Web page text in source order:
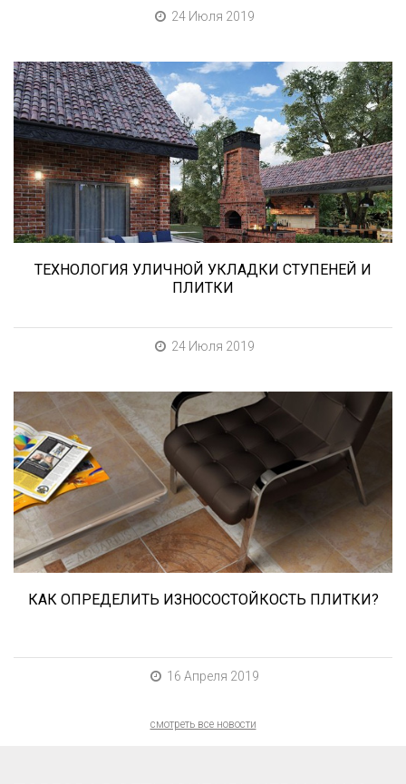
24 Июля 2019
В этой статье мы расскажем о том, что
нужно учесть при выборе и укладке уличных
облицовочных материалов (ступени и плитка).
ТЕХНОЛОГИЯ УЛИЧНОЙ УКЛАДКИ СТУПЕНЕЙ И
ПЛИТКИ
24 Июля 2019
При выборе любой плитки важно важны не
только цвет и размер, но и ее
износостойкость. Как же определить
износостойкость керамической плитки и
керамогранита? Сейчас расскажем.
КАК ОПРЕДЕЛИТЬ ИЗНОСОСТОЙКОСТЬ ПЛИТКИ?
16 Апреля 2019
смотреть все новости